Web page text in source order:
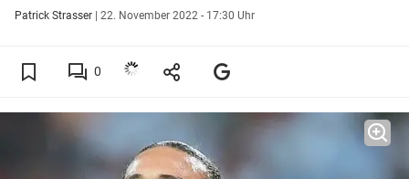
Patrick Strasser | 22. November 2022 - 17:30 Uhr
0